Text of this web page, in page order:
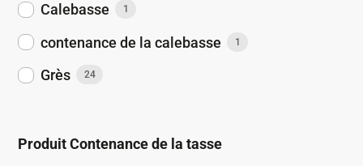
Calebasse 1
contenance de la calebasse 1
Grès 24
Produit Contenance de la tasse